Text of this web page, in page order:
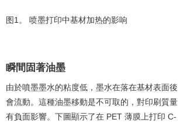
图1。 ​喷墨打印中基材加热的影响
瞬間固著油墨
由於噴墨墨水的粘度低，墨水在落在基材表面後
會流動。這種油墨移動是不可取的，對印刷質量
有負面影響。下圖顯示了在 PET 薄膜上打印 C-